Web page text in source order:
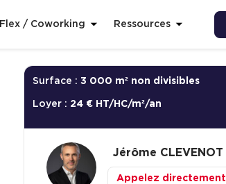
Flex / Coworking Ressources
Surface : 3 000 m² non divisibles
Loyer : 24 € HT/HC/m²/an
Jérôme CLEVENOT
Appelez directement